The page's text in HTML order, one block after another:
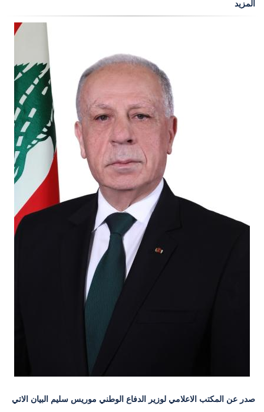
المزيد
صدر عن المكتب الاعلامي لوزير الدفاع الوطني موريس سليم البيان الاتي